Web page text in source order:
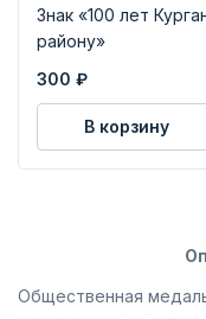
Знак «100 лет
району»
300 ₽
В корзину
Общественная